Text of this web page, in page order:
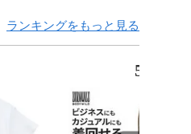
ランキングをもっと見る
5